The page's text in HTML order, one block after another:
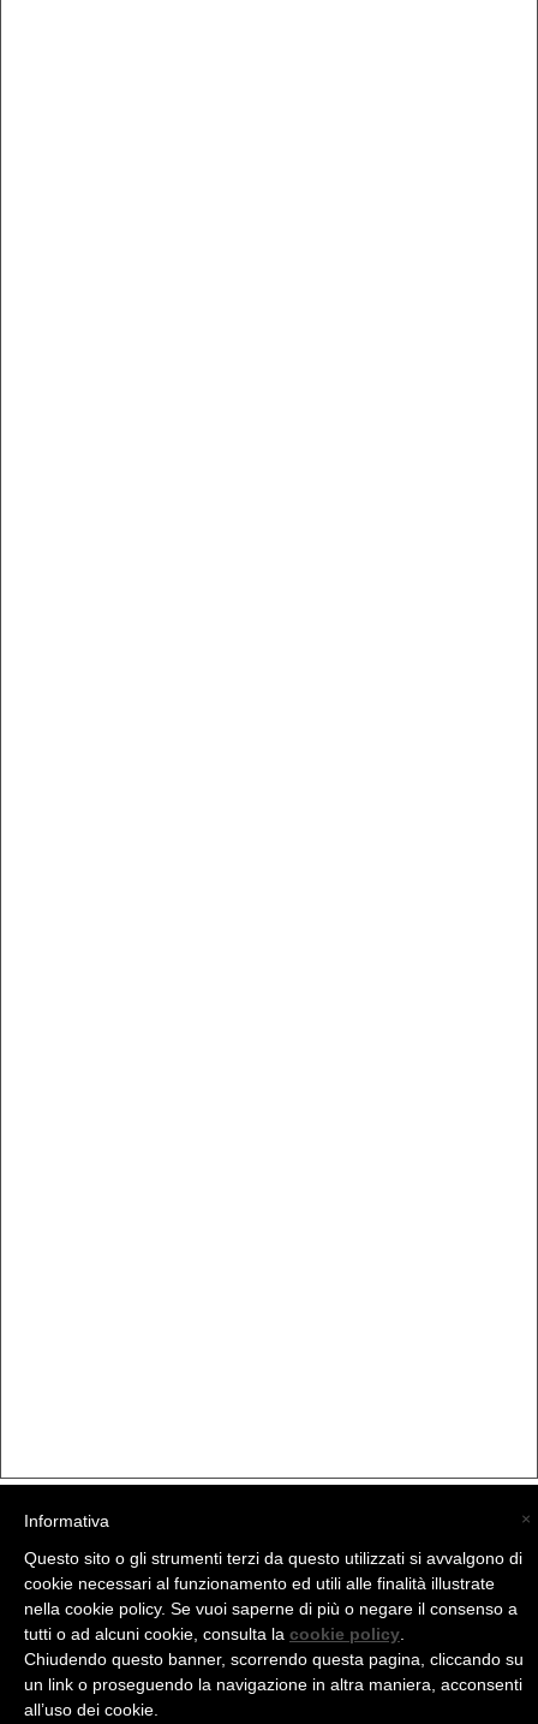
(C) La Valtellina - info@la-valtellina.com -
×
Informativa
Questo sito o gli strumenti terzi da questo utilizzati si avvalgono di
cookie necessari al funzionamento ed utili alle finalità illustrate
nella cookie policy. Se vuoi saperne di più o negare il consenso a
tutti o ad alcuni cookie, consulta la cookie policy
Chiudendo questo banner, scorrendo questa pagina, cliccando su
un link o proseguendo la navigazione in altra maniera, acconsenti
all’uso dei cookie.